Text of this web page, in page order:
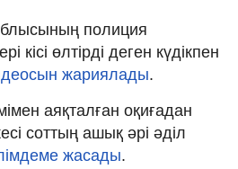
полиция
кісі өлтірді деген күдікпен
жариялады.
аяқталған оқиғадан
соттың ашық әрі әділ
жасады.